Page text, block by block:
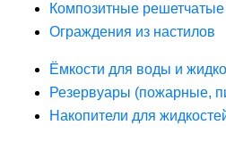
Композитные
Ограждения из настилов
Ёмкости для воды и
Резервуары (пожарные,
Накопители для